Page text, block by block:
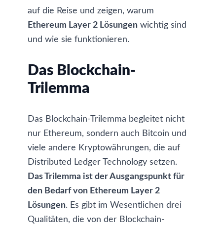
auf die Reise und zeigen, warum
Ethereum Layer 2 Lösungen wichtig sind
und wie sie funktionieren.
Das Blockchain-
Trilemma
Das Blockchain-Trilemma begleitet nicht
nur Ethereum, sondern auch Bitcoin und
viele andere Kryptowährungen, die auf
Distributed Ledger Technology setzen.
Das Trilemma ist der Ausgangspunkt für
den Bedarf von Ethereum Layer 2
Lösungen. Es gibt im Wesentlichen drei
Qualitäten, die von der Blockchain-